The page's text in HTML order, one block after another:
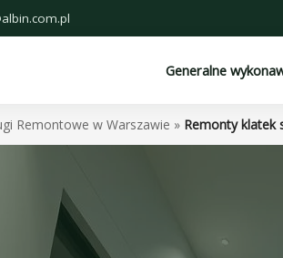
Generalne
Remontowe w Warszawie » Remonty klatek